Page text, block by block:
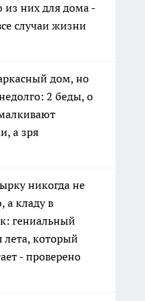
из них для дома -
случаи жизни
дом, но
2 беды, о
а зря
никогда не
а кладу в
гениальный
лета, который
- проверено